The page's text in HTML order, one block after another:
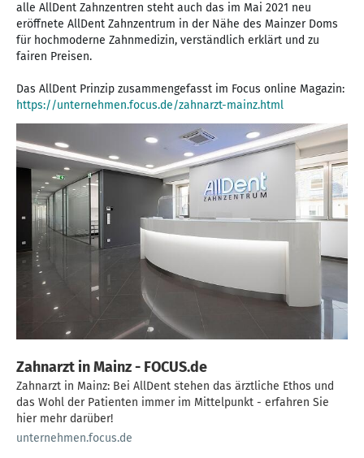
alle AllDent Zahnzentren steht auch das im Mai 2021 neu
eröffnete AllDent Zahnzentrum in der Nähe des Mainzer Doms
für hochmoderne Zahnmedizin, verständlich erklärt und zu
fairen Preisen.
https://unternehmen.focus.de/zahnarzt-mainz.html
Zahnarzt in Mainz - FOCUS.de
Zahnarzt in Mainz: Bei AllDent stehen das ärztliche Ethos und
das Wohl der Patienten immer im Mittelpunkt - erfahren Sie
hier mehr darüber!
unternehmen.focus.de